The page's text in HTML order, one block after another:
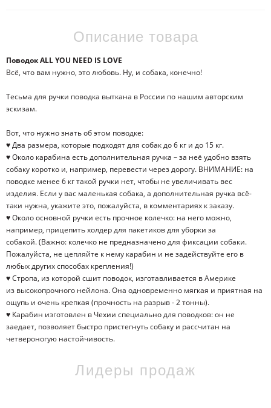
Описание товара
Поводок ALL YOU NEED IS LOVE
Всё, что вам нужно, это любовь. Ну, и собака, конечно!
Тесьма для ручки поводка выткана в России по нашим авторским
эскизам.
Вот, что нужно знать об этом поводке:
♥ Два размера, которые подходят для собак до 6 кг и до 15 кг.
♥ Около карабина есть дополнительная ручка – за неё удобно взять
собаку коротко и, например, перевести через дорогу. ВНИМАНИЕ: на
поводке менее 6 кг такой ручки нет, чтобы не увеличивать вес
изделия. Если у вас маленькая собака, а дополнительная ручка всё-
таки нужна, укажите это, пожалуйста, в комментариях к заказу.
♥ Около основной ручки есть прочное колечко: на него можно,
например, прицепить холдер для пакетиков для уборки за
собакой. (Важно: колечко не предназначено для фиксации собаки.
Пожалуйста, не цепляйте к нему карабин и не задействуйте его в
любых других способах крепления!)
♥ Стропа, из которой сшит поводок, изготавливается в Америке
из высокопрочного нейлона. Она одновременно мягкая и приятная на
ощупь и очень крепкая (прочность на разрыв - 2 тонны).
♥ Карабин изготовлен в Чехии специально для поводков: он не
заедает, позволяет быстро пристегнуть собаку и рассчитан на
четвероногую настойчивость.
Лидеры продаж